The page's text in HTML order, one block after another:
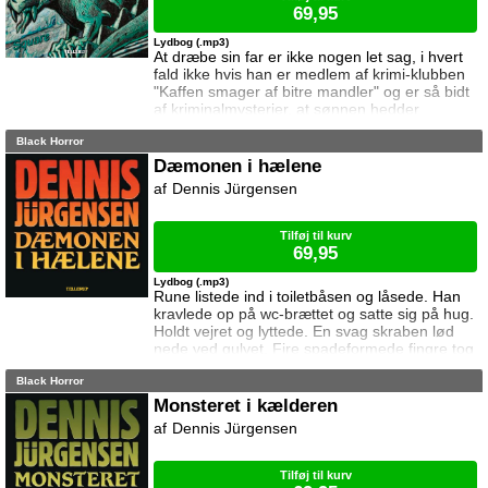
At dræbe sin far er ikke nogen let sag, i hvert
fald ikke hvis han er medlem af krimi-klubben
"Kaffen smager af bitre mandler" og er så bidt
af kriminalmysterier, at sønnen hedder
Sherlock. Det sætter til stadighed Sherlock grå
perfekte mord på dette geni indenfor logisk
på, da han opdager at en Dr. Divan forsøger
Lydbog (.mp3)
69,95
Black Horror
Dæmonen i hælene
Rune listede ind i toiletbåsen og låsede. Han
kravlede op på wc-brættet og satte sig på hug.
Holdt vejret og lyttede. En svag skraben lød
nede ved gulvet. Fire spadeformede fingre tog
om kanten af døren. De tykke fingre slap taget
fingerspidserne åbnede huden sig i dybe
pupiller gled ud og stirrede på ham ...
Lydbog (.mp3)
Dennis Jürgensen
Tilføj til kurv
69,95
Black Horror
Monsteret i kælderen
Dennis Jürgensen
Tilføj til kurv